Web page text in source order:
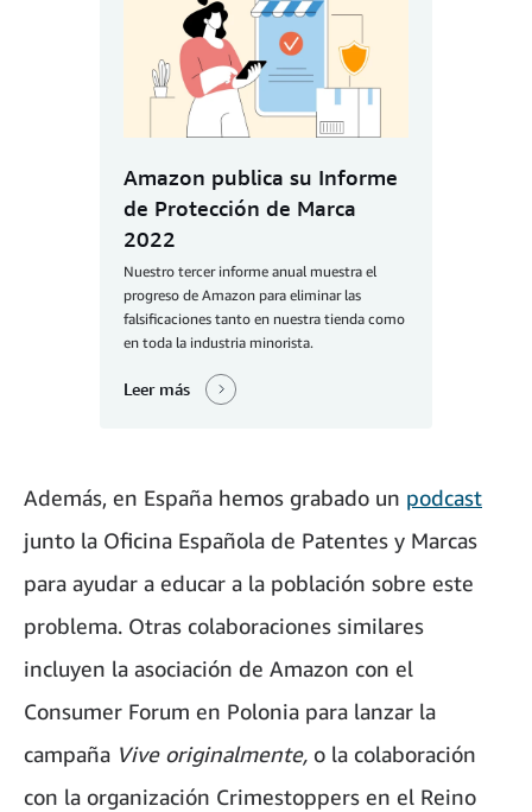
Amazon publica su Informe
de Protección de Marca
2022
Nuestro tercer informe anual muestra el
progreso de Amazon para eliminar las
falsificaciones tanto en nuestra tienda como
en toda la industria minorista.
Leer más
Además, en España hemos grabado un podcast
junto la Oficina Española de Patentes y Marcas
para ayudar a educar a la población sobre este
problema. Otras colaboraciones similares
incluyen la asociación de Amazon con el
Consumer Forum en Polonia para lanzar la
campaña Vive originalmente, o la colaboración
con la organización Crimestoppers en el Reino